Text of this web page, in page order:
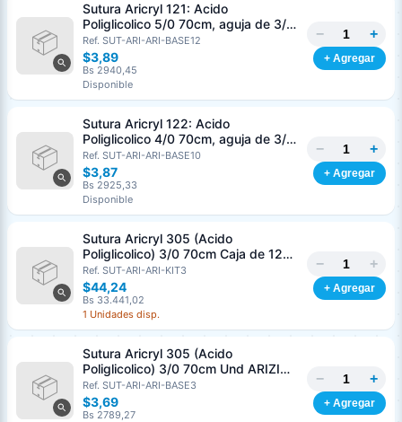
Sutura Aricryl 121: Acido
Poliglicolico 5/0 70cm, aguja de 3/8
Corte Inverso 19mm Und ARIZI
Absorbible
Ref. SUT-ARI-ARI-BASE12
$3,89
Bs 2940,45
Disponible
− +
+ Agregar
Sutura Aricryl 122: Acido
Poliglicolico 4/0 70cm, aguja de 3/8
Corte Inverso 19mm Und ARIZI
Absorbible
Ref. SUT-ARI-ARI-BASE10
$3,87
Bs 2925,33
Disponible
− +
+ Agregar
Sutura Aricryl 305 (Acido
Poliglicolico) 3/0 70cm Caja de 12
Unds ARIZI Aguja de 1/2 Circulo
Punta Conica 17mm
Ref. SUT-ARI-ARI-KIT3
$44,24
Bs 33.441,02
1 Unidades disp.
− +
+ Agregar
Sutura Aricryl 305 (Acido
Poliglicolico) 3/0 70cm Und ARIZI
Aguja de 1/2 Circulo Punta Conica
17mm
Ref. SUT-ARI-ARI-BASE3
$3,69
Bs 2789,27
− +
+ Agregar